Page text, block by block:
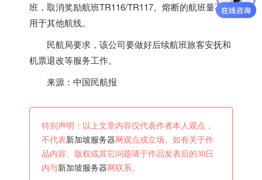
班，取消奖励航班TR116/TR117。熔断的航班量不得
用于其他航线。
民航局要求，该公司要做好后续航班旅客安抚和
机票退改等服务工作。
来源：中国民航报
特别声明：以上文章内容仅代表作者本人观点，
不代表新加坡服务器 网观点或立场。如有关于作
品内容、版权或其它问题请于作品发表后的30日
内与新加坡服务器 网联系。